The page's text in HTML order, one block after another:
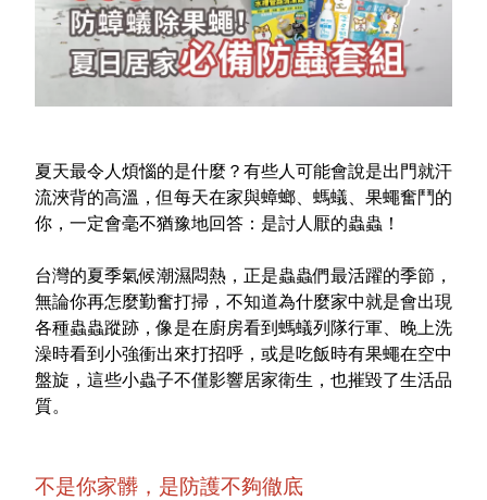
限時特賣
防霉清潔好幫手(任3件，贈抗菌保濕洗手乳)
浴室清潔專區
清潔大掃除專區
精油香氛專區
強效誘引捕黏板
優品x柴語錄
團購專區
夏天最令人煩惱的是什麼？有些人可能會說是出門就汗
流浹背的高溫，但每天在家與蟑螂、螞蟻、果蠅奮鬥的
你，一定會毫不猶豫地回答：是討人厭的蟲蟲！
台灣的夏季氣候潮濕悶熱，正是蟲蟲們最活躍的季節，
無論你再怎麼勤奮打掃，不知道為什麼家中就是會出現
各種蟲蟲蹤跡，像是在廚房看到螞蟻列隊行軍、晚上洗
澡時看到小強衝出來打招呼，或是吃飯時有果蠅在空中
盤旋，這些小蟲子不僅影響居家衛生，也摧毀了生活品
質。
不是你家髒，是防護不夠徹底